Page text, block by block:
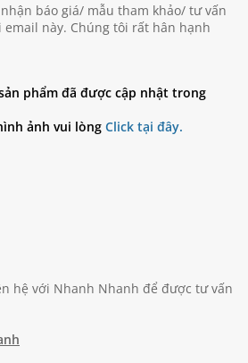
báo giá/ mẫu tham khảo/ tư vấn
này. Chúng tôi rất hân hạnh
phẩm đã được cập nhật trong
ảnh vui lòng Click tại đây.
hệ với Nhanh Nhanh để được tư vấn